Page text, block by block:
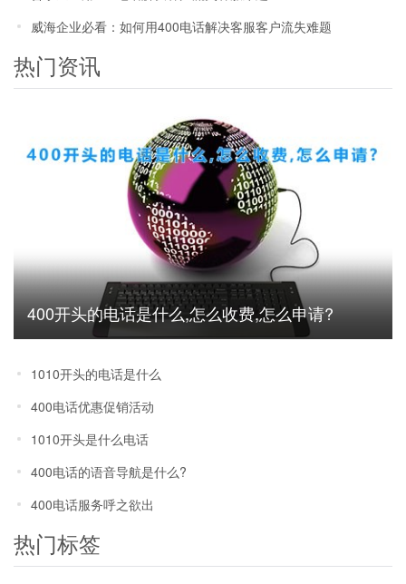
威海企业必看：如何用400电话解决客服客户流失难题
热门资讯
400开头的电话是什么,怎么收费,怎么申请?
1010开头的电话是什么
400电话优惠促销活动
1010开头是什么电话
400电话的语音导航是什么?
400电话服务呼之欲出
热门标签